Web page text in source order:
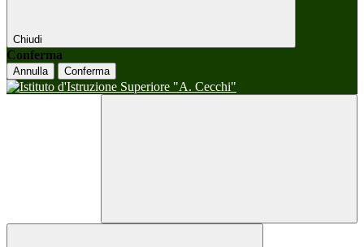
Chiudi
Conferma
Annulla Conferma